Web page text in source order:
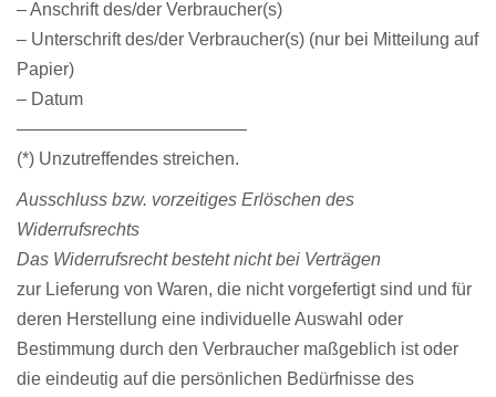
– Anschrift des/der Verbraucher(s)
– Unterschrift des/der Verbraucher(s) (nur bei Mitteilung auf
Papier)
– Datum
—————————————
(*) Unzutreffendes streichen.
Ausschluss bzw. vorzeitiges Erlöschen des
Widerrufsrechts
Das Widerrufsrecht besteht nicht bei Verträgen
zur Lieferung von Waren, die nicht vorgefertigt sind und für
deren Herstellung eine individuelle Auswahl oder
Bestimmung durch den Verbraucher maßgeblich ist oder
die eindeutig auf die persönlichen Bedürfnisse des